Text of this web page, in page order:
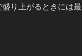
り上がるときには最